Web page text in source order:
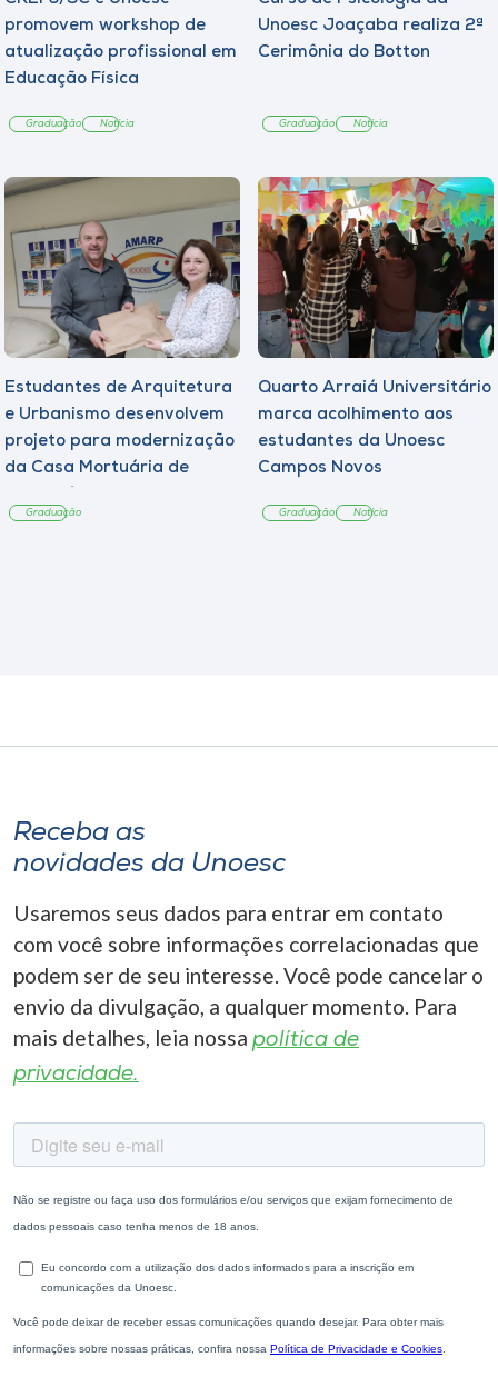
promovem workshop de
atualização profissional em
Educação Física
Graduação Notícia
Unoesc Joaçaba realiza 2ª
Cerimônia do Botton
Graduação Notícia
Estudantes de Arquitetura
e Urbanismo desenvolvem
projeto para modernização
da Casa Mortuária de
Graduação
Quarto Arraiá Universitário
marca acolhimento aos
estudantes da Unoesc
Campos Novos
Graduação Notícia
Receba as
novidades da Unoesc
Usaremos seus dados para entrar em contato
com você sobre informações correlacionadas que
podem ser de seu interesse. Você pode cancelar o
envio da divulgação, a qualquer momento. Para
mais detalhes, leia nossa política de
privacidade.